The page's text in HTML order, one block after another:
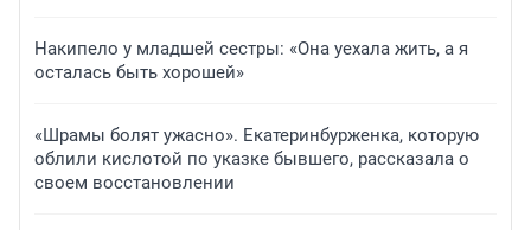
Накипело у младшей сестры: «Она уехала жить, а я
осталась быть хорошей»
«Шрамы болят ужасно». Екатеринбурженка, которую
облили кислотой по указке бывшего, рассказала о
своем восстановлении